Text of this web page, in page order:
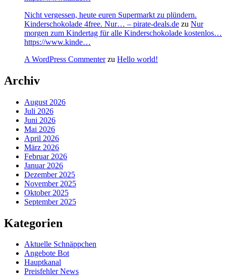
Nicht vergessen, heute euren Supermarkt zu plündern.
Kinderschokolade 4free. Nur… – pirate-deals.de zu Nur
morgen zum Kindertag für alle Kinderschokolade kostenlos…
https://www.kinde…
A WordPress Commenterzu Hello world!
Archiv
August 2026
Juli 2026
Juni 2026
Mai 2026
April 2026
März 2026
Februar 2026
Januar 2026
Dezember 2025
November 2025
Oktober 2025
September 2025
Kategorien
Aktuelle Schnäppchen
Angebote Bot
Hauptkanal
Preisfehler News